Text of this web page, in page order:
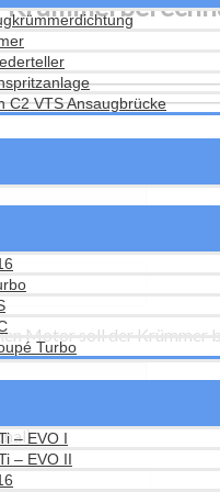
C2 VTS Ansaugbrücke
Turbo
– EVO I
– EVO II
Motor soll der Krümmer